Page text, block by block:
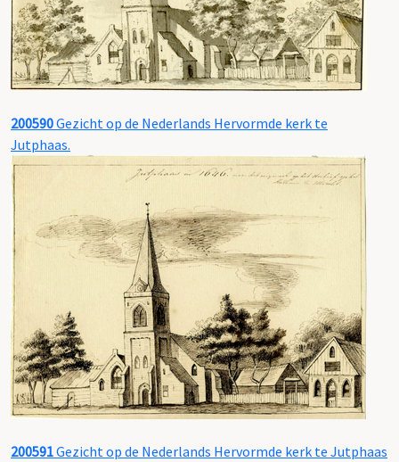
200590Gezicht op de Nederlands Hervormde kerk te
Jutphaas.
200591Gezicht op de Nederlands Hervormde kerk te Jutphaas